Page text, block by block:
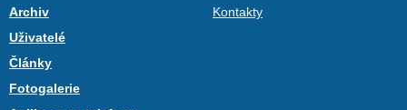
Archiv
Uživatelé
Články
Fotogalerie
Kontakty